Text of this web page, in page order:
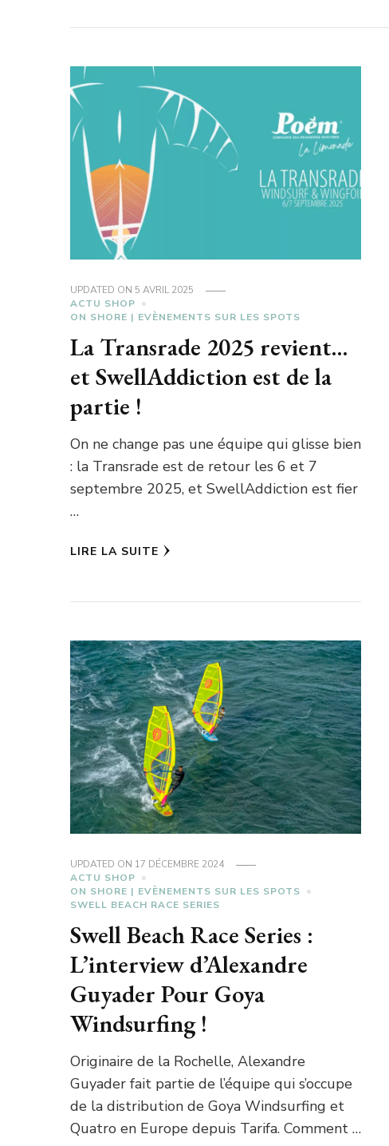
UPDATED ON 5 AVRIL 2025
ACTU SHOP
ON SHORE | EVÈNEMENTS SUR LES SPOTS
La Transrade 2025 revient…
et SwellAddiction est de la
partie !
On ne change pas une équipe qui glisse bien
: la Transrade est de retour les 6 et 7
septembre 2025, et SwellAddiction est fier
…
LIRE LA SUITE
UPDATED ON 17 DÉCEMBRE 2024
ACTU SHOP
ON SHORE | EVÈNEMENTS SUR LES SPOTS
SWELL BEACH RACE SERIES
Swell Beach Race Series :
L’interview d’Alexandre
Guyader Pour Goya
Windsurfing !
Originaire de la Rochelle, Alexandre
Guyader fait partie de l’équipe qui s’occupe
de la distribution de Goya Windsurfing et
Quatro en Europe depuis Tarifa. Comment …